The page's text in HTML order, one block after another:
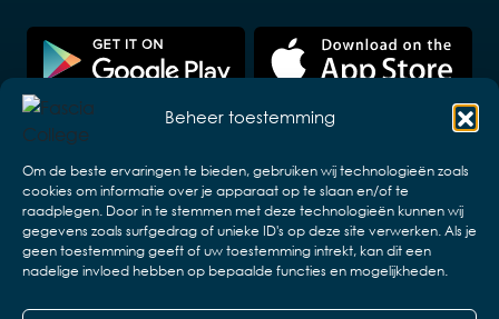
Beheer toestemming
Om de beste ervaringen te bieden, gebruiken wij technologieën zoals
cookies om informatie over je apparaat op te slaan en/of te
raadplegen. Door in te stemmen met deze technologieën kunnen wij
gegevens zoals surfgedrag of unieke ID's op deze site verwerken. Als je
geen toestemming geeft of uw toestemming intrekt, kan dit een
nadelige invloed hebben op bepaalde functies en mogelijkheden.